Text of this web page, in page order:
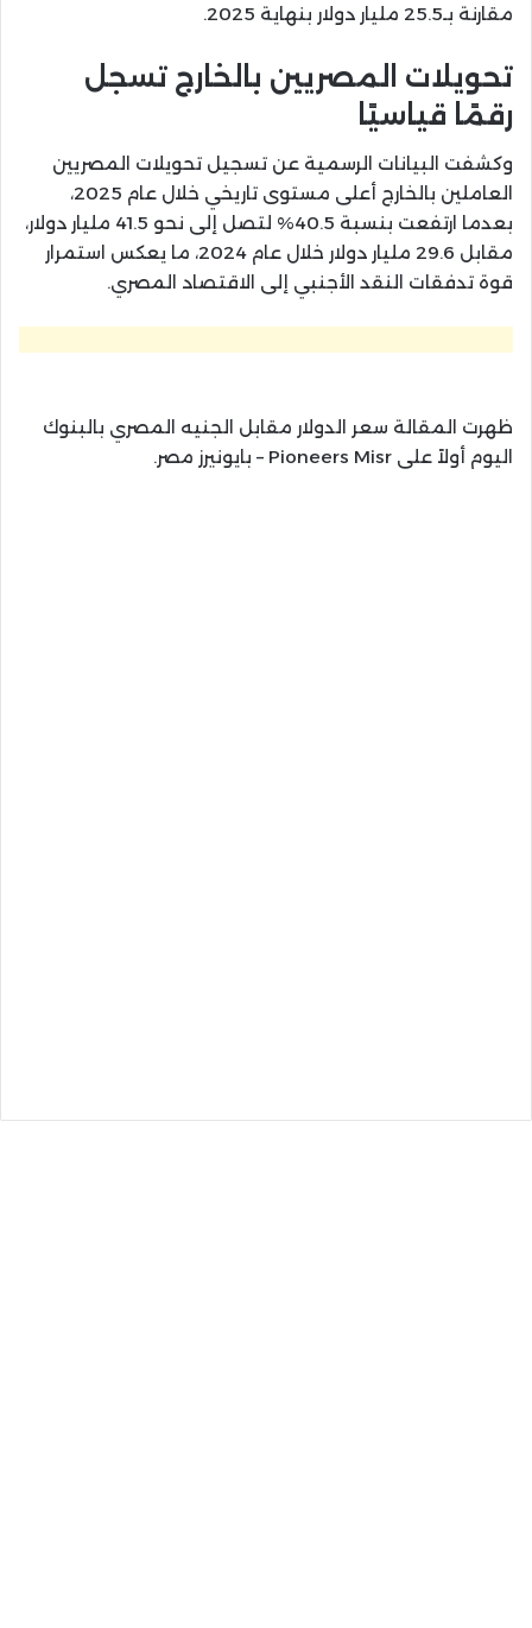
مقارنة بـ25.5 مليار دولار بنهاية 2025.
تحويلات المصريين بالخارج تسجل
رقمًا قياسيًا
وكشفت البيانات الرسمية عن تسجيل تحويلات المصريين
العاملين بالخارج أعلى مستوى تاريخي خلال عام 2025،
بعدما ارتفعت بنسبة 40.5% لتصل إلى نحو 41.5 مليار دولار،
مقابل 29.6 مليار دولار خلال عام 2024، ما يعكس استمرار
قوة تدفقات النقد الأجنبي إلى الاقتصاد المصري.
ظهرت المقالة سعر الدولار مقابل الجنيه المصري بالبنوك
اليوم أولاً على Pioneers Misr – بايونيرز مصر.